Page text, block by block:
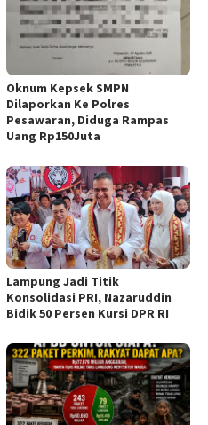
Oknum Kepsek SMPN
Dilaporkan Ke Polres
Pesawaran, Diduga Rampas
Uang Rp150Juta
Lampung Jadi Titik
Konsolidasi PRI, Nazaruddin
Bidik 50 Persen Kursi DPR RI